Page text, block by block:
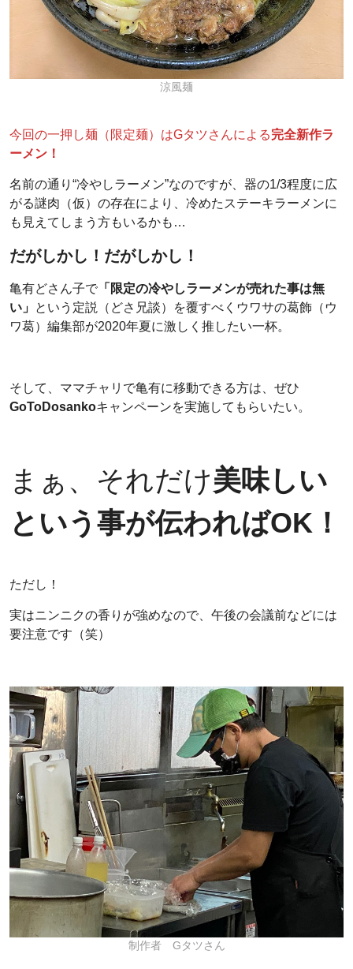
涼風麺
今回の一押し麺（限定麺）はGタツさんによる完全新作ラ
ーメン！
名前の通り“冷やしラーメン”なのですが、器の1/3程度に広
がる謎肉（仮）の存在により、冷めたステーキラーメンに
も見えてしまう方もいるかも…
だがしかし！だがしかし！
亀有どさん子で 「限定の冷やしラーメンが売れた事は無
い」 という定説（どさ兄談）を覆すべくウワサの葛飾（ウ
ワ葛）編集部が2020年夏に激しく推したい一杯。
そして、ママチャリで亀有に移動できる方は、ぜひ
GoToDosankoキャンペーンを実施してもらいたい。
まぁ、それだけ美味しい
という事が伝わればOK！
ただし！
実はニンニクの香りが強めなので、午後の会議前などには
要注意です（笑）
制作者 Gタツさん